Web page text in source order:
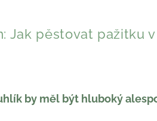
Jak pěstovat pažitku
by měl být hluboký